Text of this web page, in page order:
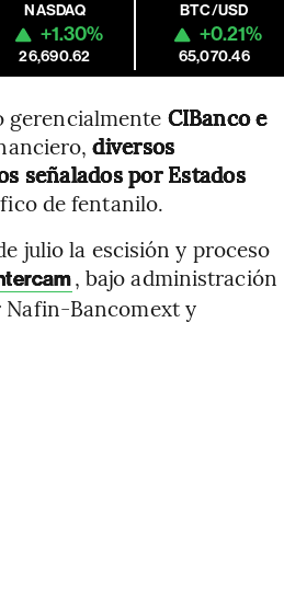
NASDAQ
+1.30%
26,690.62
BTC/USD
+0.21%
65,070.46
gerencialmente CIBanco e
diversos
señalados por Estados
de fentanilo.
julio la escisión y proceso
, bajo administración
Nafin-Bancomext y